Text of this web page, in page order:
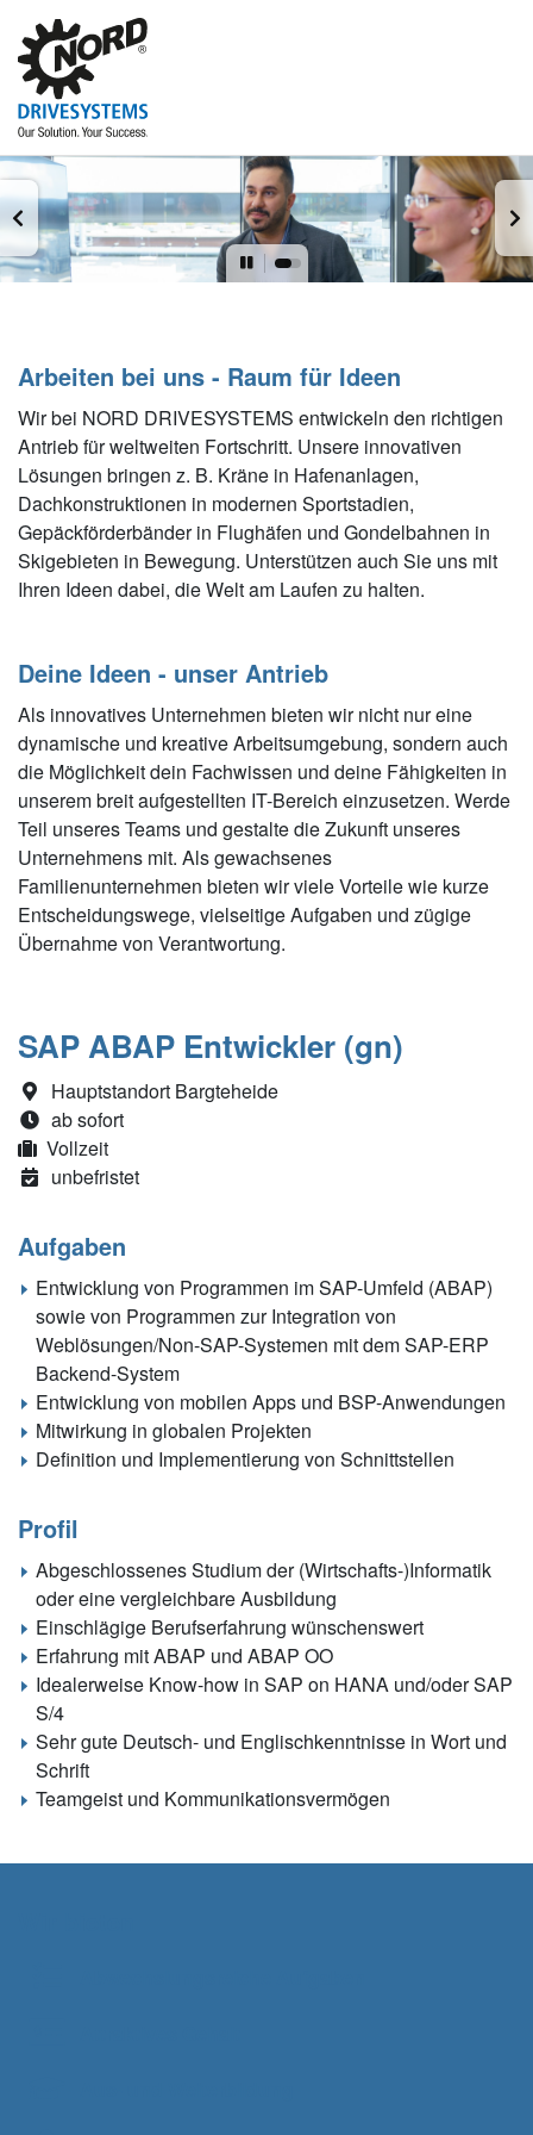
SAP ABAP Entwickler (gn)
Hauptstandort Bargteheide
ab sofort
Vollzeit
unbefristet
Arbeiten bei uns - Raum für Ideen
Wir bei NORD DRIVESYSTEMS entwickeln den richtigen
Antrieb für weltweiten Fortschritt. Unsere innovativen
Lösungen bringen z. B. Kräne in Hafenanlagen,
Dachkonstruktionen in modernen Sportstadien,
Gepäckförderbänder in Flughäfen und Gondelbahnen in
Skigebieten in Bewegung. Unterstützen auch Sie uns mit
Ihren Ideen dabei, die Welt am Laufen zu halten.
Deine Ideen - unser Antrieb
Als innovatives Unternehmen bieten wir nicht nur eine
dynamische und kreative Arbeitsumgebung, sondern auch
die Möglichkeit dein Fachwissen und deine Fähigkeiten in
unserem breit aufgestellten IT-Bereich einzusetzen. Werde
Teil unseres Teams und gestalte die Zukunft unseres
Unternehmens mit. Als gewachsenes
Familienunternehmen bieten wir viele Vorteile wie kurze
Entscheidungswege, vielseitige Aufgaben und zügige
Übernahme von Verantwortung.
Aufgaben
Entwicklung von Programmen im SAP-Umfeld (ABAP)
sowie von Programmen zur Integration von
Weblösungen/Non-SAP-Systemen mit dem SAP-ERP
Backend-System
Entwicklung von mobilen Apps und BSP-Anwendungen
Mitwirkung in globalen Projekten
Definition und Implementierung von Schnittstellen
Profil
Abgeschlossenes Studium der (Wirtschafts-)Informatik
oder eine vergleichbare Ausbildung
Einschlägige Berufserfahrung wünschenswert
Erfahrung mit ABAP und ABAP OO
Idealerweise Know-how in SAP on HANA und/oder SAP
S/4
Sehr gute Deutsch- und Englischkenntnisse in Wort und
Schrift
Teamgeist und Kommunikationsvermögen